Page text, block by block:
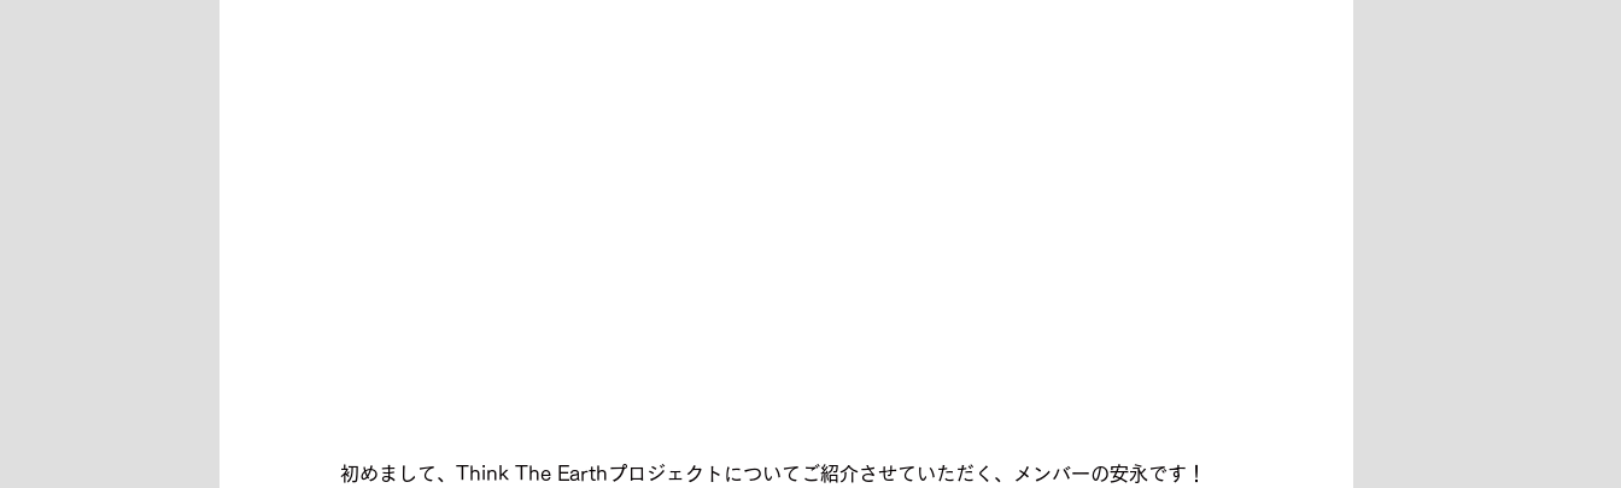
初めまして、Think The Earthプロジェクトについてご紹介させていただく、メンバーの安永です！